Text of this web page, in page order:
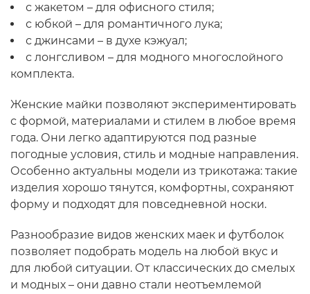
с жакетом – для офисного стиля;
с юбкой – для романтичного лука;
с джинсами – в духе кэжуал;
с лонгсливом – для модного многослойного
комплекта.
Женские майки позволяют экспериментировать
с формой, материалами и стилем в любое время
года. Они легко адаптируются под разные
погодные условия, стиль и модные направления.
Особенно актуальны модели из трикотажа: такие
изделия хорошо тянутся, комфортны, сохраняют
форму и подходят для повседневной носки.
Разнообразие видов женских маек и футболок
позволяет подобрать модель на любой вкус и
для любой ситуации. От классических до смелых
и модных – они давно стали неотъемлемой